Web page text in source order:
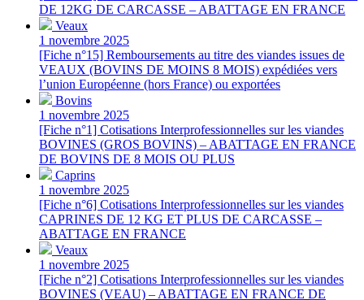
DE 12KG DE CARCASSE – ABATTAGE EN FRANCE
Veaux
1 novembre 2025
[Fiche n°15] Remboursements au titre des viandes issues de
VEAUX (BOVINS DE MOINS 8 MOIS) expédiées vers
l’union Européenne (hors France) ou exportées
Bovins
1 novembre 2025
[Fiche n°1] Cotisations Interprofessionnelles sur les viandes
BOVINES (GROS BOVINS) – ABATTAGE EN FRANCE
DE BOVINS DE 8 MOIS OU PLUS
Caprins
1 novembre 2025
[Fiche n°6] Cotisations Interprofessionnelles sur les viandes
CAPRINES DE 12 KG ET PLUS DE CARCASSE –
ABATTAGE EN FRANCE
Veaux
1 novembre 2025
[Fiche n°2] Cotisations Interprofessionnelles sur les viandes
BOVINES (VEAU) – ABATTAGE EN FRANCE DE